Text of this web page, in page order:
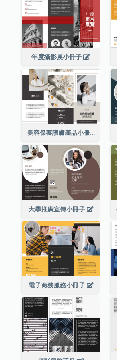
年度攝影展小冊子
美容保養護膚產品小冊子
大學推廣宣傳小冊子
電子商務服務小冊子